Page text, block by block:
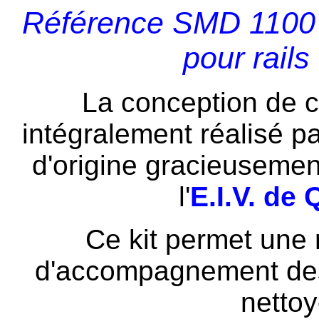
Référence SMD
pour rails
La conception de
intégralement réalisé
d'origine
l'E.I.V. de
Ce kit permet
d'accompagnement